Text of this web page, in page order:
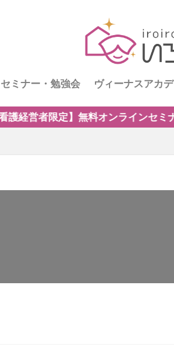
割
ホーム
外サービス
ーング
ント
セミナー・勉強会 ヴィーナスアカ
ヴィーナスニュ
インセミナー「訪問看護の強みを
ビュー
ジメント
ングホーム